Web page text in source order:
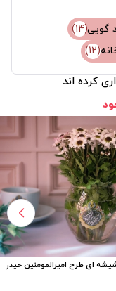
گویی(14)
(12)
کرده اند
ای طرح امیرالمومنین حیدر